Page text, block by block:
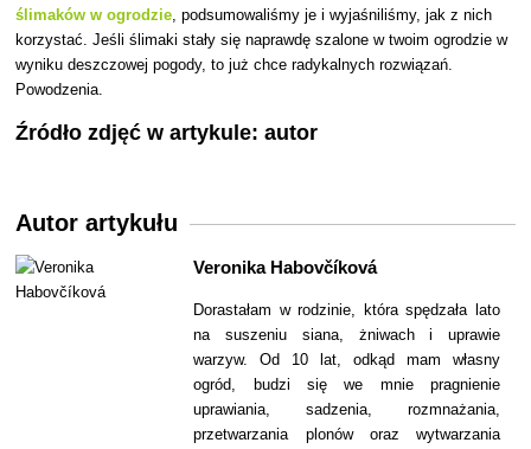
ślimaków w ogrodzie , podsumowaliśmy je i wyjaśniliśmy, jak z nich
korzystać. Jeśli ślimaki stały się naprawdę szalone w twoim ogrodzie w
wyniku deszczowej pogody, to już chce radykalnych rozwiązań.
Powodzenia.
Źródło zdjęć w artykule: autor
Autor artykułu
Veronika Habovčíková
Dorastałam w rodzinie, która spędzała lato
na suszeniu siana, żniwach i uprawie
warzyw. Od 10 lat, odkąd mam własny
ogród, budzi się we mnie pragnienie
uprawiania, sadzenia, rozmnażania,
przetwarzania plonów oraz wytwarzania